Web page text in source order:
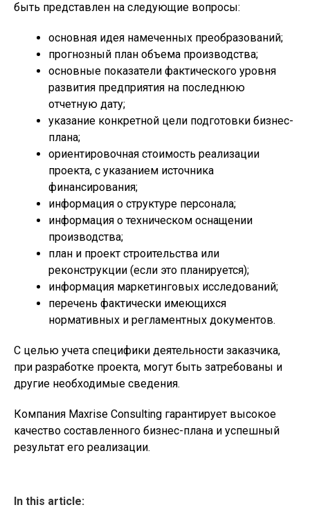
быть представлен на следующие вопросы:
основная идея намеченных преобразований;
прогнозный план объема производства;
основные показатели фактического уровня
развития предприятия на последнюю
отчетную дату;
указание конкретной цели подготовки бизнес-
плана;
ориентировочная стоимость реализации
проекта, с указанием источника
финансирования;
информация о структуре персонала;
информация о техническом оснащении
производства;
план и проект строительства или
реконструкции (если это планируется);
информация маркетинговых исследований;
перечень фактически имеющихся
нормативных и регламентных документов.
С целью учета специфики деятельности заказчика,
при разработке проекта, могут быть затребованы и
другие необходимые сведения.
Компания Maxrise Consulting гарантирует высокое
качество составленного бизнес-плана и успешный
результат его реализации.
In this article: